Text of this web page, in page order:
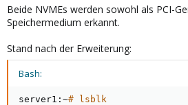
Beide NVMEs werden sowohl als PCI-
Speichermedium erkannt.
Stand nach der Erweiterung:
Bash:
server1:~# lsblk